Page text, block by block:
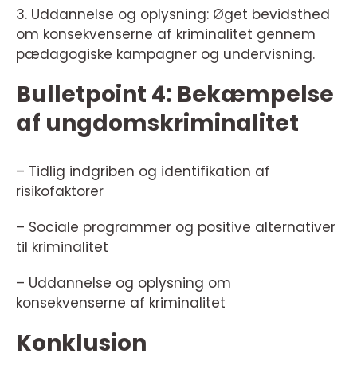
3. Uddannelse og oplysning: Øget bevidsthed
om konsekvenserne af kriminalitet gennem
pædagogiske kampagner og undervisning.
Bulletpoint 4: Bekæmpelse
af ungdomskriminalitet
– Tidlig indgriben og identifikation af
risikofaktorer
– Sociale programmer og positive alternativer
til kriminalitet
– Uddannelse og oplysning om
konsekvenserne af kriminalitet
Konklusion